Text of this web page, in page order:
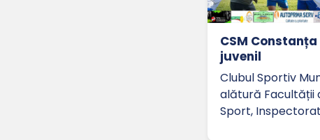
CSM
juvenil
Clubul Sportiv
alătură Facultății
Sport,